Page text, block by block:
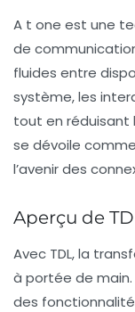
A t one est une
de
fluides entre
système, les
tout en réduisant
se dévoile
l’avenir des
Aperçu de
Avec TDL, la
à portée de
des